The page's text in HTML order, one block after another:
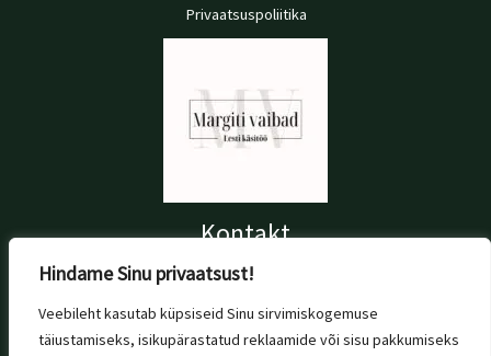
Hindame Sinu privaatsust!
Veebileht kasutab küpsiseid Sinu sirvimiskogemuse
täiustamiseks, isikupärastatud reklaamide või sisu pakkumiseks
Privaatsuspoliitika
Kontakt
+372 56 697 076
info@margitivaibad.ee
Tallinn, Estonia